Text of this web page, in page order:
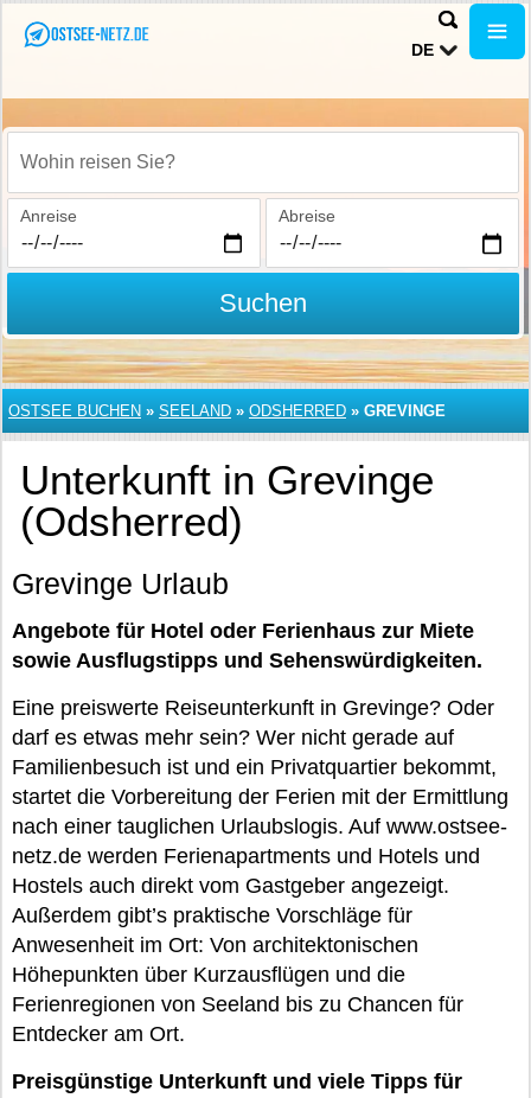
DE
Wohin reisen Sie?
Anreise Abreise
Suchen
OSTSEE BUCHEN » SEELAND » ODSHERRED » GREVINGE
Unterkunft in Grevinge
(Odsherred)
Grevinge Urlaub
Angebote für Hotel oder Ferienhaus zur Miete
sowie Ausflugstipps und Sehenswürdigkeiten.
Eine preiswerte Reiseunterkunft in Grevinge? Oder
darf es etwas mehr sein? Wer nicht gerade auf
Familienbesuch ist und ein Privatquartier bekommt,
startet die Vorbereitung der Ferien mit der Ermittlung
nach einer tauglichen Urlaubslogis. Auf www.ostsee-
netz.de werden Ferienapartments und Hotels und
Hostels auch direkt vom Gastgeber angezeigt.
Außerdem gibt’s praktische Vorschläge für
Anwesenheit im Ort: Von architektonischen
Höhepunkten über Kurzausflügen und die
Ferienregionen von Seeland bis zu Chancen für
Entdecker am Ort.
Preisgünstige Unterkunft und viele Tipps für